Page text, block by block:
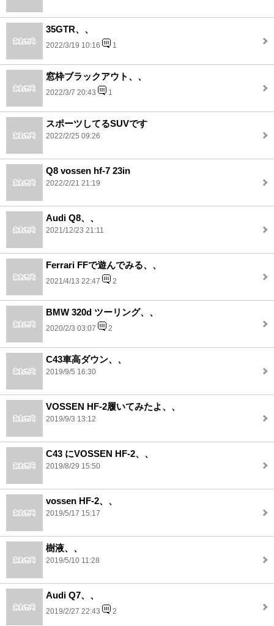
35GTR、、
2022/3/19 10:16 1
窓枠ブラックアウト、、
2022/3/7 20:43 1
スポーツしてるSUVです
2022/2/25 09:26
Q8 vossen hf-7 23in
2022/2/21 21:19
Audi Q8、、
2021/12/23 21:11
Ferrari FFで遊んでみる、、
2021/4/13 22:47 2
BMW 320d ツーリング、、
2020/2/3 03:07 2
C43車高ダウン、、
2019/9/5 16:30
VOSSEN HF-2履いてみたよ、、
2019/9/3 13:12
C43 にVOSSEN HF-2、、
2019/8/29 15:50
vossen HF-2、、
2019/5/17 15:17
樹液、、
2019/5/10 11:28
Audi Q7、、
2019/2/27 22:43 2